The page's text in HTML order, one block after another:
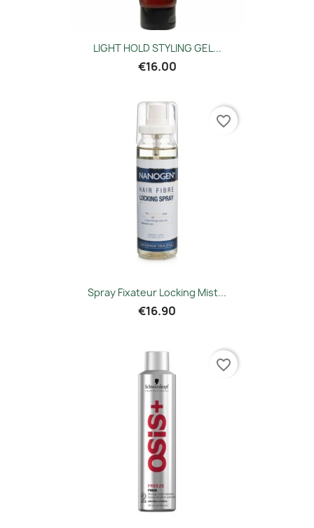
LIGHT HOLD STYLING GEL...
€16.00
Spray Fixateur Locking Mist...
€16.90
favorite_border
favorite_border